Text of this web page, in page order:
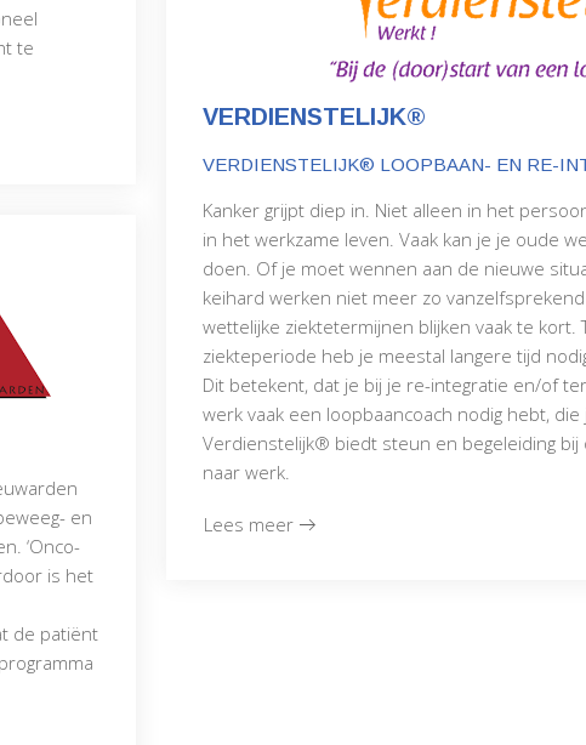
te
en
‘Onco-
is het
de patiënt
VERDIENSTELIJK®
VERDIENSTELIJK® LOOPBAAN- EN RE-
Kanker grijpt diep in. Niet alleen in het
in het werkzame leven. Vaak kan je je oude
doen. Of je moet wennen aan de nieuwe
keihard werken niet meer zo
wettelijke ziektetermijnen blijken vaak te kort.
ziekteperiode heb je meestal langere tijd
Dit betekent, dat je bij je re-integratie en/of
werk vaak een loopbaancoach nodig hebt,
Verdienstelijk® biedt steun en begeleiding
naar werk.
Lees meer